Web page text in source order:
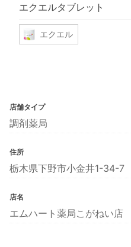
エクエルタブレット
エクエル
店舗タイプ
調剤薬局
住所
栃木県下野市小金井1-34-7
店名
エムハート薬局こがねい店